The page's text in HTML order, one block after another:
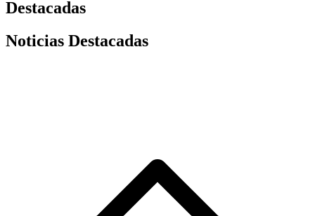
Destacadas
Noticias Destacadas